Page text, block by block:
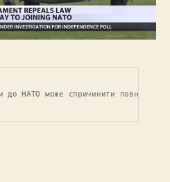
до НАТО може спричинити повну